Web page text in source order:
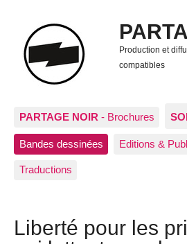
Production et
compatibles
PARTAGE NOIR - Brochures
Bandes dessinées Editions &
Traductions
Liberté pour les